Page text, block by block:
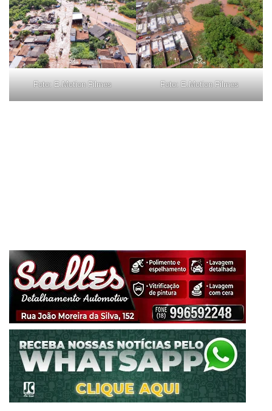
Foto: E.Motion Filmes Foto: E.Motion Filmes